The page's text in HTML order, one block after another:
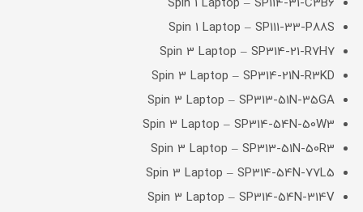
Spin 1 Laptop – SP111-33-P88S
Spin 3 Laptop – SP314-21-R7H7
Spin 3 Laptop – SP314-21N-R3KD
Spin 3 Laptop – SP313-51N-35GA
Spin 3 Laptop – SP314-54N-50W3
Spin 3 Laptop – SP313-51N-50R3
Spin 3 Laptop – SP314-54N-77L5
Spin 3 Laptop – SP314-54N-314V